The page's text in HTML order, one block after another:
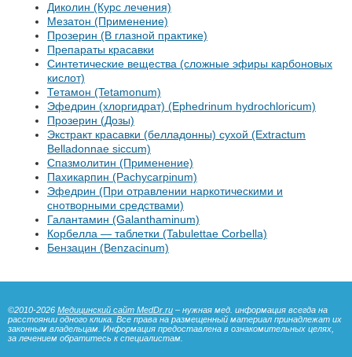
Диколин (Курс лечения)
Мезатон (Применение)
Прозерин (В глазной практике)
Препараты красавки
Синтетические вещества (сложные эфиры карбоновых
кислот)
Тетамон (Tetamonum)
Эфедрин (хлоргидрат) (Ephedrinum hydrochloricum)
Прозерин (Дозы)
Экстракт красавки (белладонны) сухой (Extractum
Belladonnae siccum)
Спазмолитин (Применение)
Пахикарпин (Pachycarpinum)
Эфедрин (При отравлении наркотическими и
снотворными средствами)
Галантамин (Galanthaminum)
Корбелла — таблетки (Tabulettae Corbella)
Бензацин (Benzacinum)
©2010-2026 Медицинский сайт MedDr.ru – нужная мед. информация всегда на
расстоянии одного клика. Все права на размещенный материал принадлежат их
законным владельцам. Информация предоставлена в ознакомительных целях,
за лечением обратитесь к специалистам.